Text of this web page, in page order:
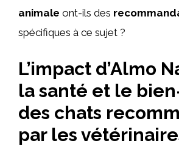
animale ont-ils des
spécifiques à ce sujet ?
L’impact d’Almo
la santé et le
des chats
par les